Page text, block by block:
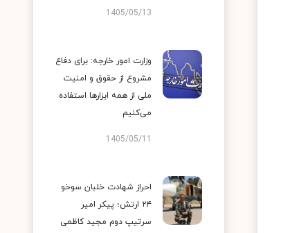
1405/05/13
وزارت امور خارجه: برای دفاع
مشروع از حقوق و امنیت
ملی از همه ابزارها استفاده
می‌کنیم
1405/05/11
احراز شهادت خلبان سوخو
۲۴ ارتش؛ پیکر امیر
سرتیپ دوم مجید کاظمی